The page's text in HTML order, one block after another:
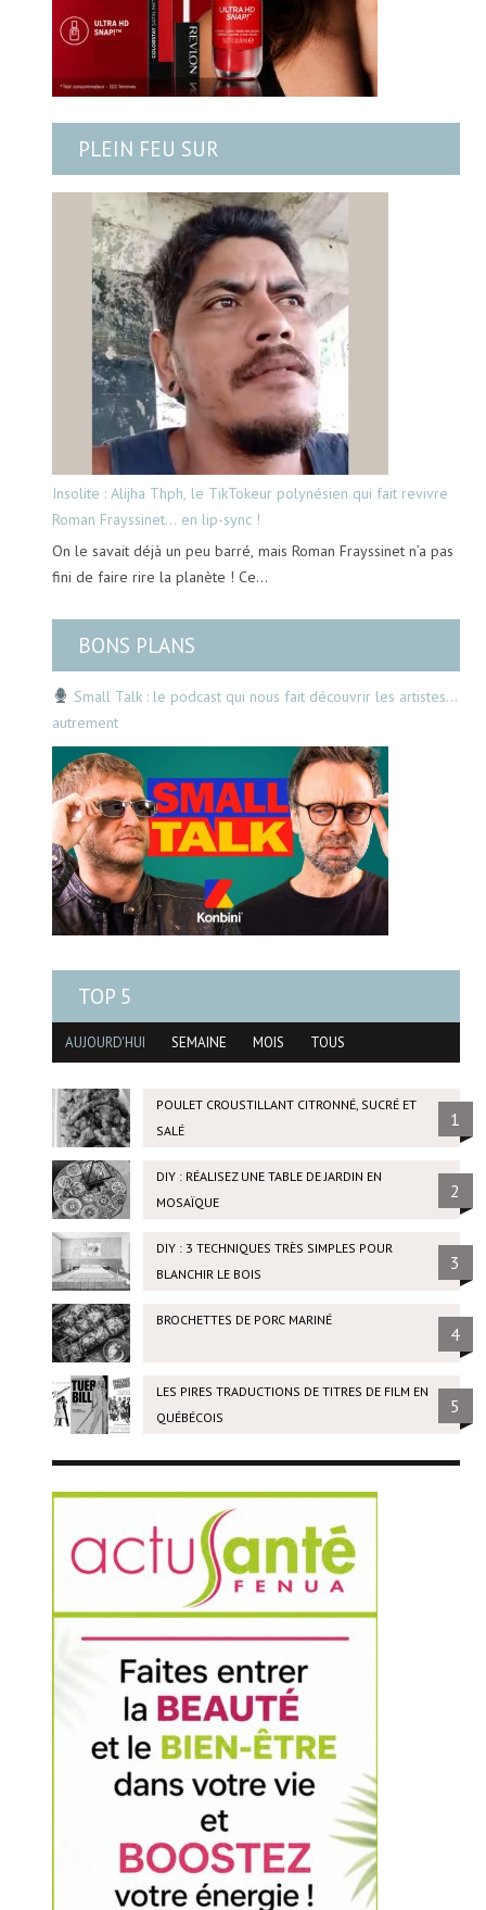
PLEIN FEU SUR
Insolite : Alijha Thph, le TikTokeur polynésien qui fait revivre
Roman Frayssinet… en lip-sync !
On le savait déjà un peu barré, mais Roman Frayssinet n’a pas
fini de faire rire la planète ! Ce…
BONS PLANS
Small Talk : le podcast qui nous fait découvrir les artistes…
autrement
TOP 5
AUJOURD'HUI SEMAINE MOIS TOUS
POULET CROUSTILLANT CITRONNÉ, SUCRÉ ET
SALÉ
1
DIY : RÉALISEZ UNE TABLE DE JARDIN EN
MOSAÏQUE
2
DIY : 3 TECHNIQUES TRÈS SIMPLES POUR
BLANCHIR LE BOIS
3
BROCHETTES DE PORC MARINÉ
4
LES PIRES TRADUCTIONS DE TITRES DE FILM EN
QUÉBÉCOIS
5